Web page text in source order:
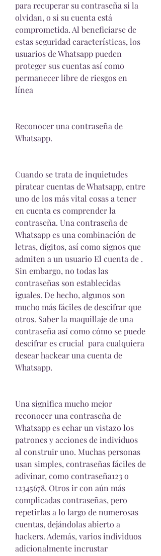
para recuperar su contraseña si la
olvidan, o si su cuenta está
comprometida. Al beneficiarse de
estas seguridad características, los
usuarios de Whatsapp pueden
proteger sus cuentas así como
permanecer libre de riesgos en
línea
Reconocer una contraseña de
Whatsapp.
Cuando se trata de inquietudes
piratear cuentas de Whatsapp, entre
uno de los más vital cosas a tener
en cuenta es comprender la
contraseña. Una contraseña de
Whatsapp es una combinación de
letras, dígitos, así como signos que
admiten a un usuario El cuenta de .
Sin embargo, no todas las
contraseñas son establecidas
iguales. De hecho, algunos son
mucho más fáciles de descifrar que
otros. Saber la maquillaje de una
contraseña así como cómo se puede
descifrar es crucial  para cualquiera
desear hackear una cuenta de
Whatsapp.
Una significa mucho mejor
reconocer una contraseña de
Whatsapp es echar un vistazo los
patrones y acciones de individuos
al construir uno. Muchas personas
usan simples, contraseñas fáciles de
adivinar, como contraseña123 o
12345678. Otros ir con aún más
complicadas contraseñas, pero
repetirlas a lo largo de numerosas
cuentas, dejándolas abierto a
hackers. Además, varios individuos
adicionalmente incrustar